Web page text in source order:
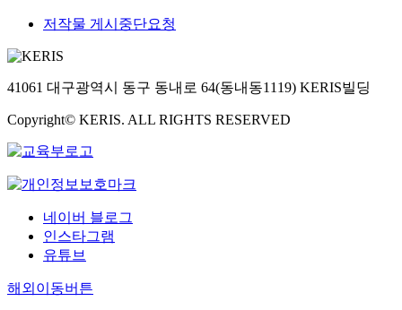
저작물 게시중단요청
41061 대구광역시 동구 동내로 64(동내동1119) KERIS빌딩
Copyright© KERIS. ALL RIGHTS RESERVED
네이버 블로그
인스타그램
유튜브
해외이동버튼